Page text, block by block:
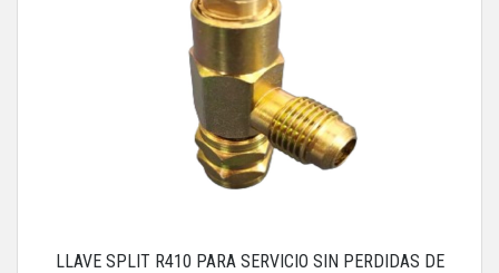
LLAVE SPLIT R410 PARA SERVICIO SIN PERDIDAS DE